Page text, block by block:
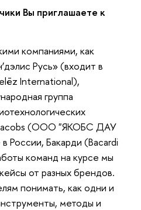
Вы приглашаете к
компаниями, как
Русь» (входит в
International),
группа
(ООО "ЯКОБС ДАУ
России, Бакарди (Bacardi
команд на курсе мы
от разных брендов.
понимать, как одни и
методы и